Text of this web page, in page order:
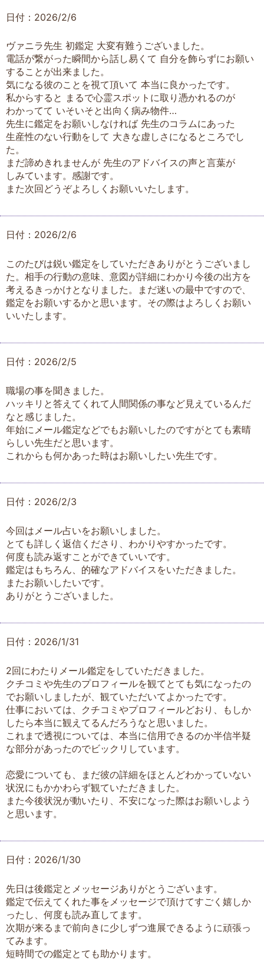
日付：2026/2/6
ヴァニラ先生 初鑑定 大変有難うございました。
電話が繋がった瞬間から話し易くて 自分を飾らずにお願い
することが出来ました。
気になる彼のことを視て頂いて 本当に良かったです。
私からすると まるで心霊スポットに取り憑かれるのが
わかってて いそいそと出向く病み物件…
先生に鑑定をお願いしなければ 先生のコラムにあった
生産性のない行動をして 大きな虚しさになるところでし
た。
まだ諦めきれませんが 先生のアドバイスの声と言葉が
しみています。感謝です。
また次回どうぞよろしくお願いいたします。
日付：2026/2/6
このたびは鋭い鑑定をしていただきありがとうございまし
た。相手の行動の意味、意図が詳細にわかり今後の出方を
考えるきっかけとなりました。まだ迷いの最中ですので、
鑑定をお願いするかと思います。その際はよろしくお願い
いいたします。
日付：2026/2/5
職場の事を聞きました。
ハッキリと答えてくれて人間関係の事など見えているんだ
なと感じました。
年始にメール鑑定などでもお願いしたのですがとても素晴
らしい先生だと思います。
これからも何かあった時はお願いしたい先生です。
日付：2026/2/3
今回はメール占いをお願いしました。
とても詳しく返信くださり、わかりやすかったです。
何度も読み返すことができていいです。
鑑定はもちろん、的確なアドバイスをいただきました。
またお願いしたいです。
ありがとうございました。
日付：2026/1/31
2回にわたりメール鑑定をしていただきました。
クチコミや先生のプロフィールを観てとても気になったの
でお願いしましたが、観ていただいてよかったです。
仕事においては、クチコミやプロフィールどおり、もしか
したら本当に観えてるんだろうなと思いました。
これまで透視については、本当に信用できるのか半信半疑
な部分があったのでビックリしています。
恋愛についても、まだ彼の詳細をほとんどわかっていない
状況にもかかわらず観ていただきました。
また今後状況が動いたり、不安になった際はお願いしよう
と思います。
日付：2026/1/30
先日は後鑑定とメッセージありがとうございます。
鑑定で伝えてくれた事をメッセージで頂けてすごく嬉しか
ったし、何度も読み直してます。
次期が来るまで前向きに少しずつ進展できるように頑張っ
てみます。
短時間での鑑定とても助かります。